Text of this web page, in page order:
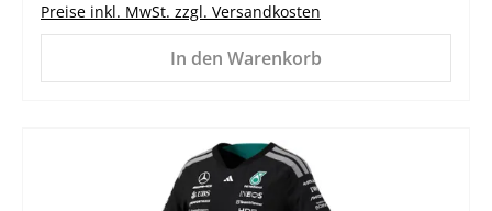
Preise inkl. MwSt. zzgl. Versandkosten
In den Warenkorb